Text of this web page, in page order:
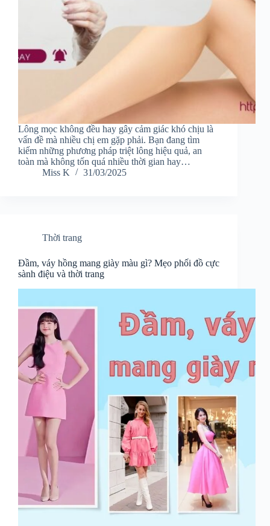
Lông mọc không đều hay gây cảm giác khó chịu là
vấn đề mà nhiều chị em gặp phải. Bạn đang tìm
kiếm những phương pháp triệt lông hiệu quả, an
toàn mà không tốn quá nhiều thời gian hay…
Miss K
31/03/2025
Thời trang
Đầm, váy hồng mang giày màu gì? Mẹo phối đồ cực
sành điệu và thời trang